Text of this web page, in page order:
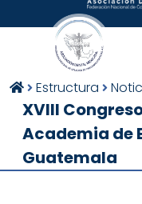
Estructura
XVIII
Academia de
Guatemala